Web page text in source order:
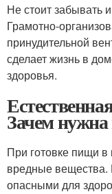
Не стоит забывать
Грамотно-
принудительной
сделает жизнь в
здоровья.
Зачем нужна
При готовке пищи в
вредные вещества.
опасными для